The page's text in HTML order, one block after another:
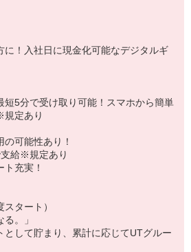
に！入社日に現金化可能なデジタルギ
短5分で受け取り可能！スマホから簡単
定あり
可能性あり！
給※規定あり
充実！
タート）
。」
として貯まり、累計に応じてUTグルー